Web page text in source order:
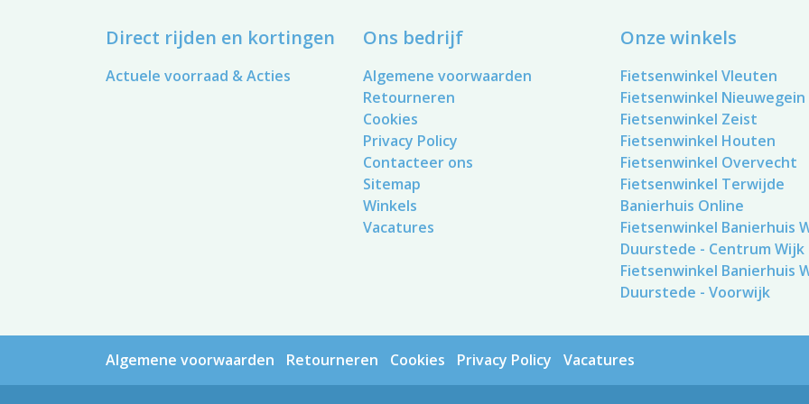
Direct rijden en kortingen
Actuele voorraad & Acties
Ons bedrijf
Algemene voorwaarden
Retourneren
Cookies
Privacy Policy
Contacteer ons
Sitemap
Winkels
Vacatures
Onze winkels
Fietsenwinkel Vleuten
Fietsenwinkel Nieuwegein
Fietsenwinkel Zeist
Fietsenwinkel Houten
Fietsenwinkel Overvecht
Fietsenwinkel Terwijde
Banierhuis Online
Fietsenwinkel Banierhuis
Duurstede - Centrum Wijk
Fietsenwinkel Banierhuis
Duurstede - Voorwijk
Algemene voorwaarden Retourneren Cookies Privacy Policy Vacatures